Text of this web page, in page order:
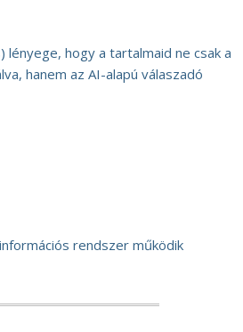
hogy a tartalmaid ne csak a
hanem az AI-alapú válaszadó
rendszer működik